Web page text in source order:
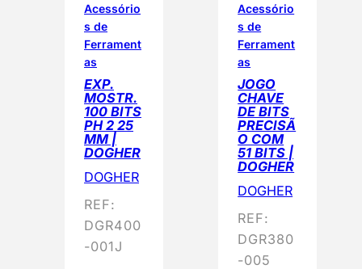
Acessório
s de
Ferrament
as
EXP.
MOSTR.
100 BITS
PH 2 25
MM |
DOGHER
DOGHER
REF:
DGR400
-001J
D
T
M
P
R
O
O
Ã
Acessório
s de
Ferrament
as
JOGO
CHAVE
DE BITS
PRECISÃ
O COM
51 BITS |
DOGHER
DOGHER
REF:
DGR380
-005